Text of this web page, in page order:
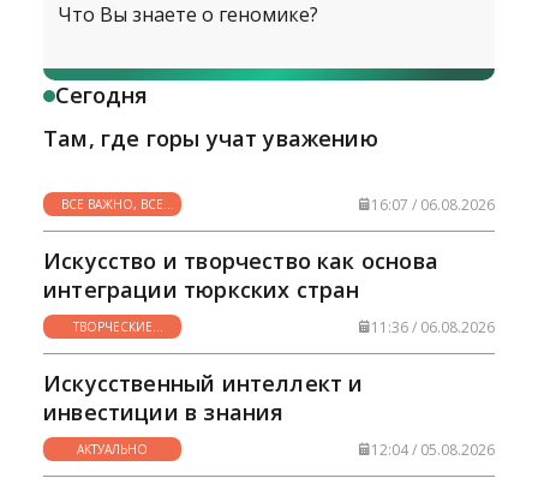
Что Вы знаете о геномике?
Сегодня
Там, где горы учат уважению
ВСЕ ВАЖНО, ВСЕ
НУЖНО
16:07 / 06.08.2026
Искусство и творчество как основа
интеграции тюркских стран
ТВОРЧЕСКИЕ
ГОРИЗОНТЫ
11:36 / 06.08.2026
Искусственный интеллект и
инвестиции в знания
АКТУАЛЬНО 12:04 / 05.08.2026